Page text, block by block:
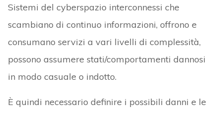
Sistemi del cyberspazio interconnessi che
scambiano di continuo informazioni, offrono e
consumano servizi a vari livelli di complessità,
possono assumere stati/comportamenti dannosi
in modo casuale o indotto.
È quindi necessario definire i possibili danni e le